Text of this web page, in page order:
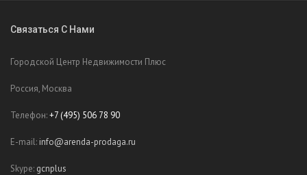
Связаться С Нами
Городской Центр Недвижимости Плюс
Россия, Москва
Телефон:+7 (495) 506 78 90
E-mail: info@arenda-prodaga.ru
Skype: gcnplus